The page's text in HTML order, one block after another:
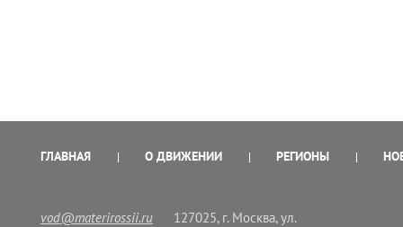
ГЛАВНАЯ О ДВИЖЕНИИ РЕГИОНЫ
vod@materirossii.ru
127025, г. Москва, ул.